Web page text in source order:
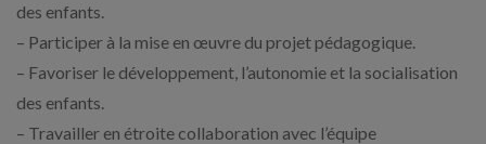
des enfants.
– Participer à la mise en œuvre du projet pédagogique.
– Favoriser le développement, l’autonomie et la socialisation
des enfants.
– Travailler en étroite collaboration avec l’équipe